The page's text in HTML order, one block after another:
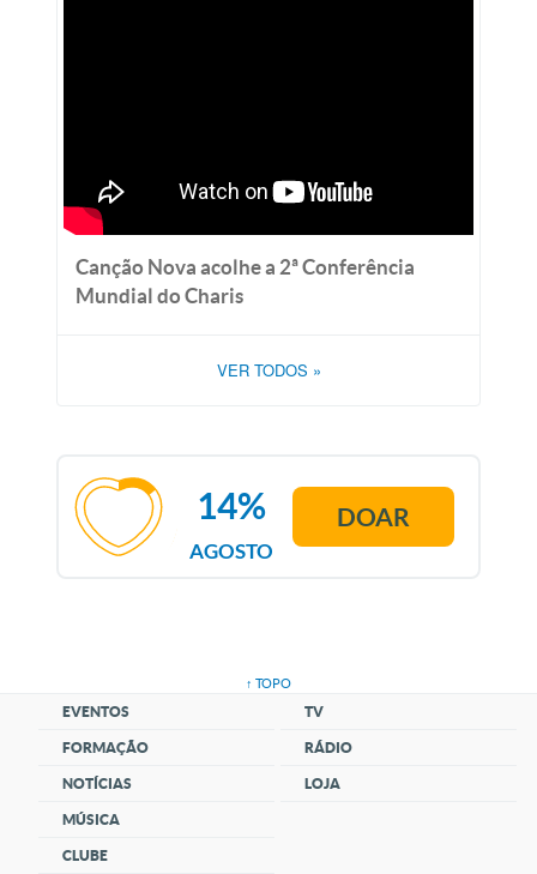
Canção Nova acolhe a 2ª Conferência
Mundial do Charis
VER TODOS »
AGOSTO
14% DOAR
↑ TOPO
EVENTOS
FORMAÇÃO
NOTÍCIAS
MÚSICA
CLUBE
TV
RÁDIO
LOJA